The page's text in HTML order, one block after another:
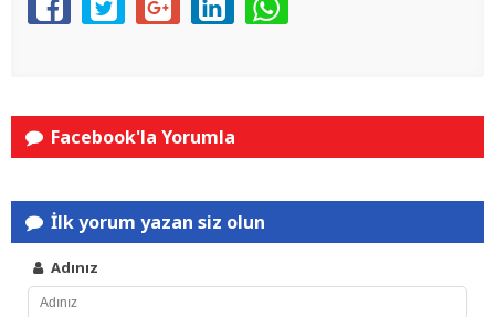
Facebook'la Yorumla
İlk yorum yazan siz olun
Adınız